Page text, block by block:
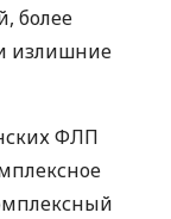
более
излишние
ФЛП